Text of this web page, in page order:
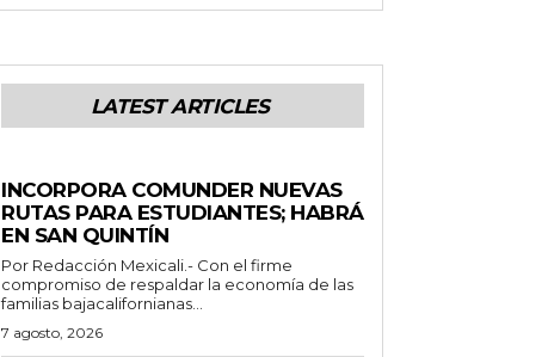
LATEST ARTICLES
INCORPORA COMUNDER NUEVAS
RUTAS PARA ESTUDIANTES; HABRÁ
EN SAN QUINTÍN
Por Redacción Mexicali.- Con el firme
compromiso de respaldar la economía de las
familias bajacalifornianas...
7 agosto, 2026